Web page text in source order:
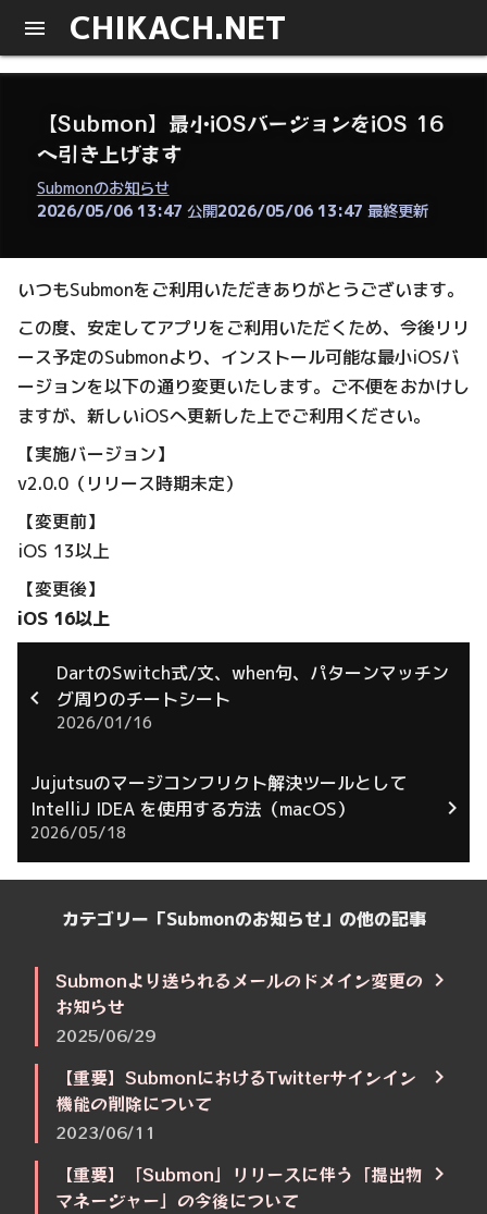
CHIKACH.NET
【Submon】最小iOSバージョンをiOS 16
へ引き上げます
Submonのお知らせ
2026/05/06 13:47 公開2026/05/06 13:47 最終更新
いつもSubmonをご利用いただきありがとうございます。
この度、安定してアプリをご利用いただくため、今後リリ
ース予定のSubmonより、インストール可能な最小iOSバ
ージョンを以下の通り変更いたします。ご不便をおかけし
ますが、新しいiOSへ更新した上でご利用ください。
【実施バージョン】
v2.0.0（リリース時期未定）
【変更前】
iOS 13以上
【変更後】
iOS 16以上
DartのSwitch式/文、when句、パターンマッチン
グ周りのチートシート
2026/01/16
Jujutsuのマージコンフリクト解決ツールとして
IntelliJ IDEA を使用する方法（macOS）
2026/05/18
カテゴリー「Submonのお知らせ」の他の記事
Submonより送られるメールのドメイン変更の
お知らせ
2025/06/29
【重要】SubmonにおけるTwitterサインイン
機能の削除について
2023/06/11
【重要】「Submon」リリースに伴う「提出物
マネージャー」の今後について